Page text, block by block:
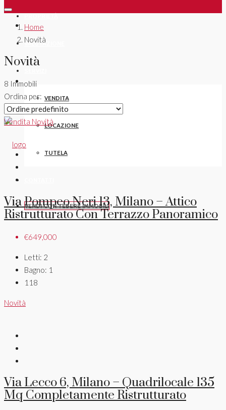
VENDI CON TEBERE IMMOBILI
VALUTAZIONE
VENDITA
LOCAZIONE
TUTELA
Home
Novità
Novità
8 Immobili
Ordina per:
Vendita Novità
Via Pompeo Neri 13, Milano – Attico
Ristrutturato Con Terrazzo Panoramico
€649,000
Letti: 2
Bagno: 1
118
Novità
Via Lecco 6, Milano – Quadrilocale 135
Mq Completamente Ristrutturato